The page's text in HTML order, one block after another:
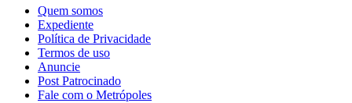
Quem somos
Expediente
Política de Privacidade
Termos de uso
Anuncie
Post Patrocinado
Fale com o Metrópoles